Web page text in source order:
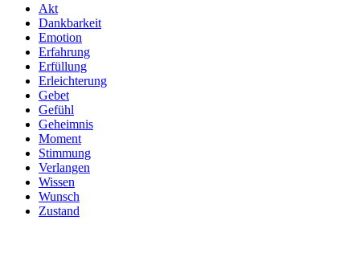
Akt
Dankbarkeit
Emotion
Erfahrung
Erfüllung
Erleichterung
Gebet
Gefühl
Geheimnis
Moment
Stimmung
Verlangen
Wissen
Wunsch
Zustand